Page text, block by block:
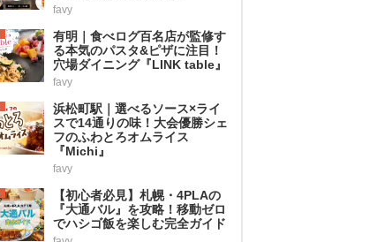
favy
有明｜食べログ百名店が監修す
る本気のパスタ&ピザに注目！
穴場ダイニング『LINK table』
favy
浜松町駅｜選べるソース×ライ
スで14通りの味！大会優勝シェ
フのふわとろオムライス
『Michi』
favy
【初心者必見】札幌・4PLAの
『大通バル』を攻略！移動ゼロ
でハシゴ飯を楽しむ完全ガイド